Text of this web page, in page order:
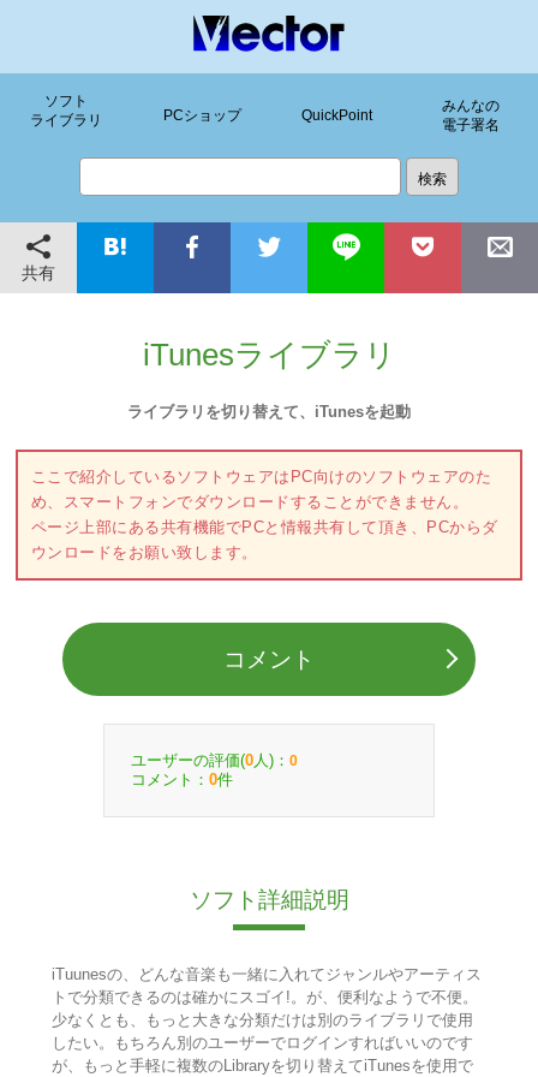
ソフト
ライブラリ
PCショップ QuickPoint
みんなの
電子署名
共有
iTunesライブラリ
ライブラリを切り替えて、iTunesを起動
ここで紹介しているソフトウェアはPC向けのソフトウェアのた
め、スマートフォンでダウンロードすることができません。
ページ上部にある共有機能でPCと情報共有して頂き、PCからダ
ウンロードをお願い致します。
コメント
ユーザーの評価(0 人)： 0
コメント： 0件
ソフト詳細説明
iTuunesの、どんな音楽も一緒に入れてジャンルやアーティス
トで分類できるのは確かにスゴイ!。が、便利なようで不便。
少なくとも、もっと大きな分類だけは別のライブラリで使用
したい。もちろん別のユーザーでログインすればいいのです
が、もっと手軽に複数のLibraryを切り替えてiTunesを使用で